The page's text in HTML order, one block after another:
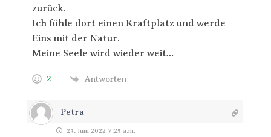
zurück.
Ich fühle dort einen Kraftplatz und werde
Eins mit der Natur.
Meine Seele wird wieder weit…
2 Antworten
Petra
23. Juni 2022 7:25 a.m.